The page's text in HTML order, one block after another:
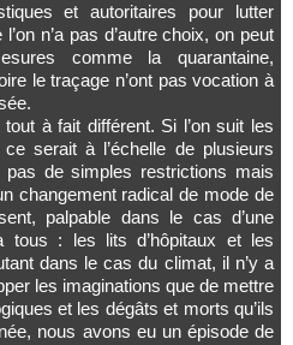
et autoritaires pour lutter
n’a pas d’autre choix, on peut
comme la quarantaine,
le traçage n’ont pas vocation à
à fait différent. Si l’on suit les
serait à l’échelle de plusieurs
pas de simples restrictions mais
changement radical de mode de
palpable dans le cas d’une
tous : les lits d’hôpitaux et les
dans le cas du climat, il n’y a
les imaginations que de mettre
et les dégâts et morts qu’ils
nous avons eu un épisode de